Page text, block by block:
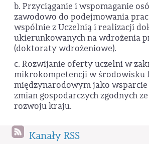
b. Przyciąganie i wspomaganie
zawodowo do podejmowania
wspólnie z Uczelnią i realizacji
ukierunkowanych na wdrożenia
(doktoraty wdrożeniowe).
c. Rozwijanie oferty uczelni w
mikrokompetencji w środowisku
międzynarodowym jako
zmian gospodarczych zgodnych
rozwoju kraju.
Kanały RSS